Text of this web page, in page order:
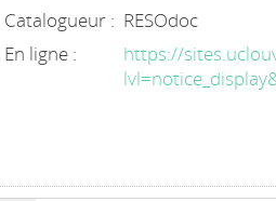
Catalogueur : RESOdoc
En ligne :
https://